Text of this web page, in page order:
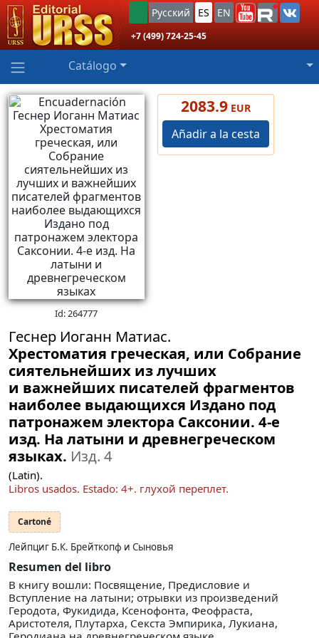
Русский ES EN
+7 (499) 724-25-45
Catálogo
Id: 264777
2083.9EUR
Añadir a la cesta
Геснер Иоганн Матиас.
Хрестоматия греческая, или Собрание
сиятельнейших из лучших
и важнейших писателей фрагментов
наиболее выдающихся Издано под
патронажем электора Саксонии. 4-е
изд. На латыни и древнегреческом
языках. Изд. 4
(Latin).
Libros usados. Estado: 4+. глухой переплет.
Cartoné
Лейпциг Б.К. Брейткопф и Сыновья
Resumen del libro
В книгу вошли: Посвящение, Предисловие и
Вступление на латыни; отрывки из произведений
Геродота, Фукидида, Ксенофонта, Феофраста,
Аристотеля, Плутарха, Секста Эмпирика, Лукиана,